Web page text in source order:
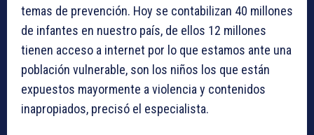
temas de prevención. Hoy se contabilizan 40 millones
de infantes en nuestro país, de ellos 12 millones
tienen acceso a internet por lo que estamos ante una
población vulnerable, son los niños los que están
expuestos mayormente a violencia y contenidos
inapropiados, precisó el especialista.